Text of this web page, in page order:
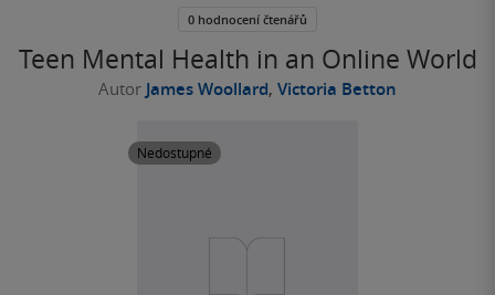
Teen Mental Health in an Online World
Autor James Woollard, Victoria Betton
Nedostupné
5
0 hodnocení čtenářů